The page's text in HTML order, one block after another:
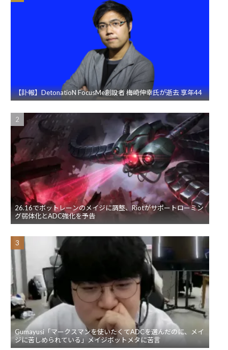
【訃報】DetonatioN FocusMe創設者 梅崎伸幸氏が逝去 享年44
26.16でボットレーンのメイジに調整、Riotがサポートローミン
グ弱体化とADC強化を予告
Gumayusi「マークスマンを使いたくてADCを選んだのに、メイ
ジに苦しめられている」メイジボットメタに苦言